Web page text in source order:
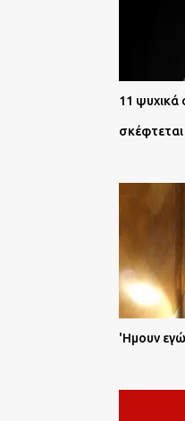
11 ψυχικά
σκέφτεται
'Ημουν εγώ